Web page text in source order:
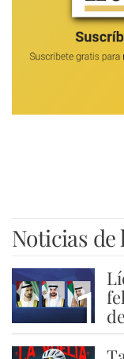
Noticias de
1